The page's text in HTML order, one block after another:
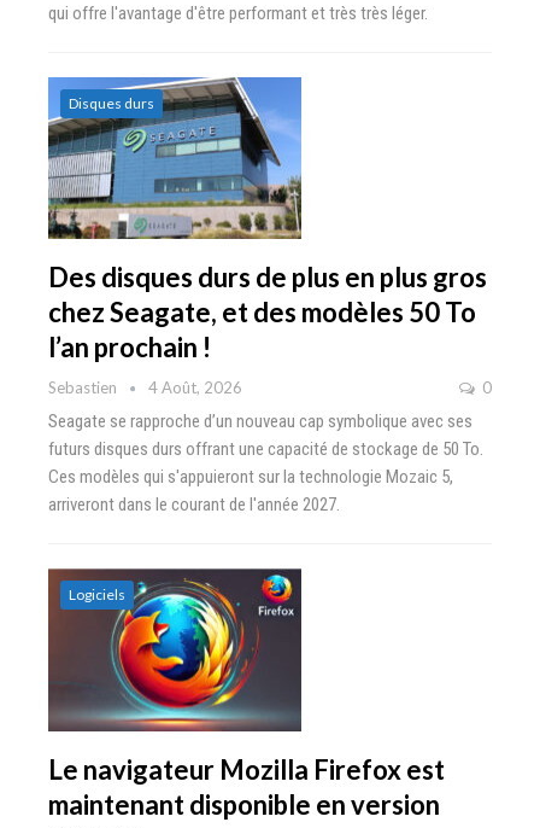
qui offre l'avantage d'être performant et très très léger.
Disques durs
Des disques durs de plus en plus gros
chez Seagate, et des modèles 50 To
l’an prochain !
Sebastien 4 Août, 2026 0
Seagate se rapproche d’un nouveau cap symbolique avec ses
futurs disques durs offrant une capacité de stockage de 50 To.
Ces modèles qui s'appuieront sur la technologie Mozaic 5,
arriveront dans le courant de l'année 2027.
Logiciels
Le navigateur Mozilla Firefox est
maintenant disponible en version